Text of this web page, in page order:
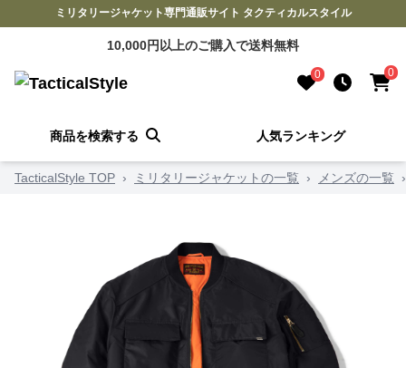
ミリタリージャケット専門通販サイト タクティカルスタイル
10,000円以上のご購入で送料無料
0 0
商品を検索する 人気ランキング
TacticalStyle TOP › ミリタリージャケットの一覧 › メンズの一覧 ›